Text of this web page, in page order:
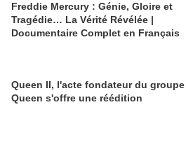
Freddie Mercury : Génie, Gloire et
Tragédie… La Vérité Révélée |
Documentaire Complet en Français
Queen II, l'acte fondateur du groupe
Queen s'offre une réédition